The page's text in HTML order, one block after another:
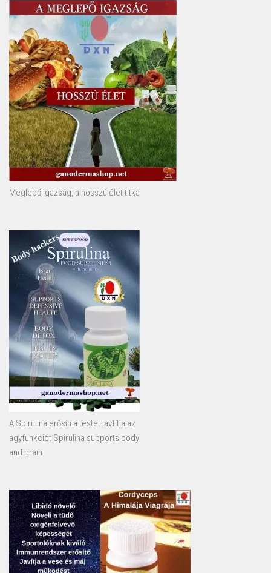
Meglepő igazság, a hosszú élet titka
A Spirulina erősíti a testet javfítja az
agyfunkciót Spirulina supports body
and brain